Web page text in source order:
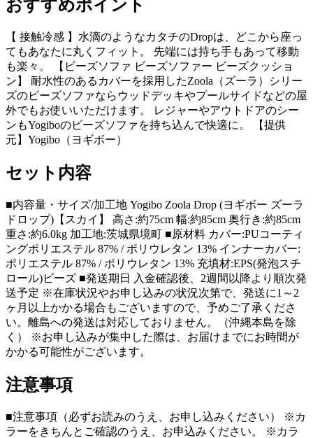
おすすめポイント
【 接触冷感 】水滴のようなカタチのDropは、どこから座っ
てもあなたに丸くフィット。 先端には持ち手もあって移動
も楽々。 【ビーズソファ ビーズソファー ビーズクッショ
ン】 耐水性のあるカバーを採用したZoola（ズーラ）シリー
ズのビーズソファならウッドデッキやプールサイドなどの屋
外でもお使いいただけます。 レジャーやアウトドアのシー
ンもYogiboのビーズソファを持ち込んで快適に。 【提供
元】Yogibo（ヨギボー）
セット内容
■内容量・サイズ/加工地 Yogibo Zoola Drop (ヨギボー ズーラ
ドロップ)【スカイ】 高さ:約75cm 幅:約85cm 奥行き:約85cm
重さ:約6.0kg 加工地:茨城県境町 ■原材料 カバー:PUコーティ
ングポリエステル 87% / ポリウレタン 13% インナーカバー:
ポリエステル 87% / ポリウレタン 13% 充填材:EPS(発泡スチ
ロール)ビーズ ■発送期日 入金確認後、2週間以降より順次発
送予定 ※在庫状況やお申し込みの状況次第で、発送に1～2
ヶ月以上かかる場合もございますので、予めご了承くださ
い。離島への発送は対応しておりません。（沖縄本島を除
く） ※お申し込みが集中した際は、お届けまでにお時間が
かかる可能性がございます。
注意事項
■注意事項（必ずお読みのうえ、お申し込みください） ※カ
ラーをきちんとご確認のうえ、お申込みください。 ※カラ